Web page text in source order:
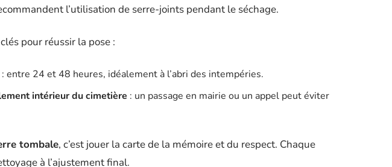
l’utilisation de serre-joints pendant le séchage.
pour réussir la pose :
entre 24 et 48 heures, idéalement à l’abri des intempéries.
intérieur du cimetière : un passage en mairie ou un appel peut éviter
tombale, c’est jouer la carte de la mémoire et du respect. Chaque
à l’ajustement final.